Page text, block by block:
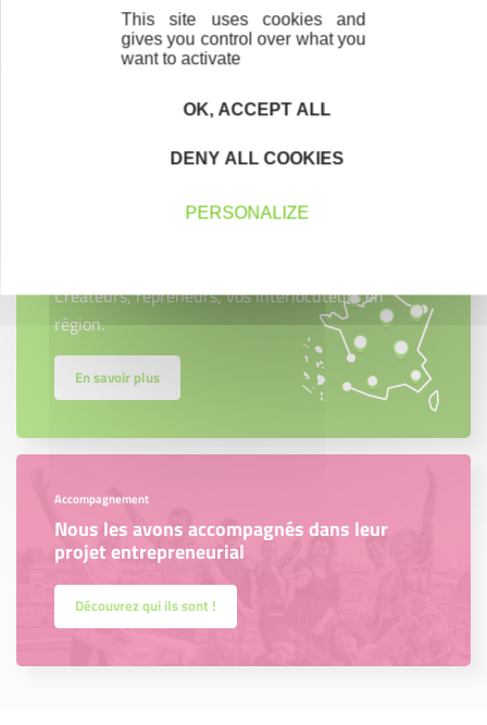
Cliquez ici
Créateurs, repreneurs, vos interlocuteurs en
région.
En savoir plus
Accompagnement
Nous les avons accompagnés dans leur
projet entrepreneurial
Découvrez qui ils sont !
This site uses cookies and
gives you control over what you
want to activate
OK, ACCEPT ALL
DENY ALL COOKIES
PERSONALIZE